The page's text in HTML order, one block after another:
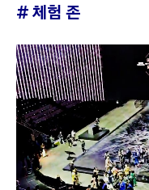
#체험 존